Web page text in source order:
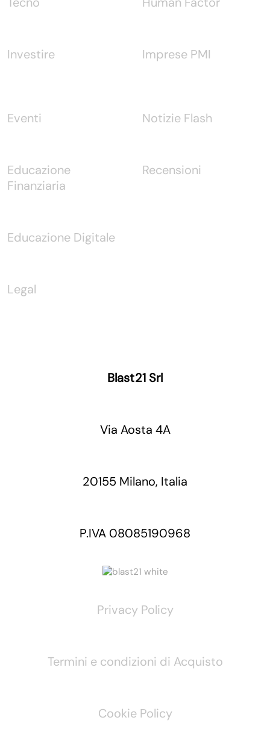
Investire Imprese PMI
Eventi
Educazione
Finanziaria
Educazione Digitale
Legal
Notizie Flash
Recensioni
Blast21 Srl
Via Aosta 4A
20155 Milano, Italia
P.IVA 08085190968
Privacy Policy
Termini e condizioni di Acquisto
Cookie Policy